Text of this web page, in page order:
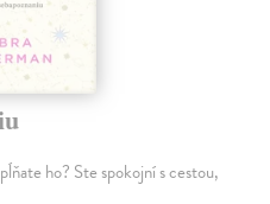
ho? Ste spokojní s cestou,